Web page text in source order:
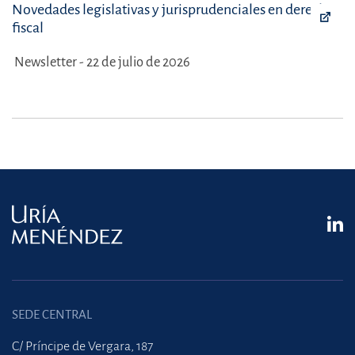
Novedades legislativas y jurisprudenciales en derecho
fiscal
Newsletter - 22 de julio de 2026
SEDE CENTRAL
C/ Príncipe de Vergara, 187